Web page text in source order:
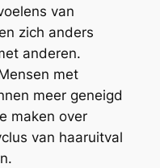
van
zich anders
anderen.
met
meer geneigd
maken over
van haaruitval